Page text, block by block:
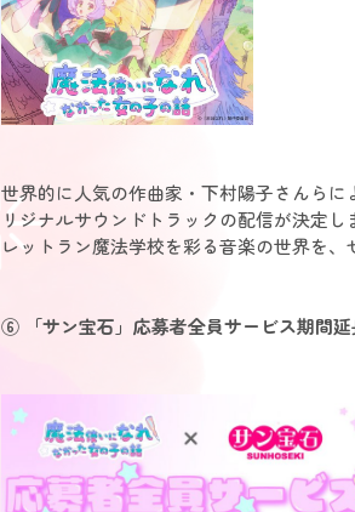
世界的に人気の作曲家・下村陽子さんら
リジナルサウンドトラックの配信が決定し
レットラン魔法学校を彩る音楽の世界を、
⑥ 「サン宝石」応募者全員サービス期間延